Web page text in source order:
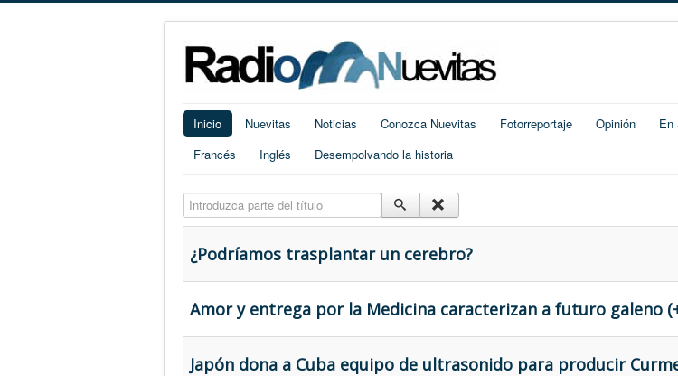
Inicio Nuevitas Noticias Conozca Nuevitas Fotorreportaje Opinión En
Francés
Inglés Desempolvando la historia
Introduzca parte del título
¿Podríamos trasplantar un cerebro?
Amor y entrega por la Medicina caracterizan a futuro galeno
Japón dona a Cuba equipo de ultrasonido para producir